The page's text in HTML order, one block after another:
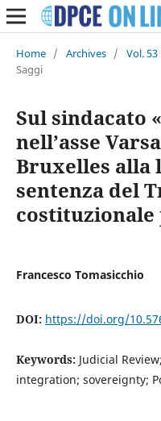
Home / Archives / Vol. 53
Saggi
Sul sindacato
nell’asse
Bruxelles alla
sentenza del
costituzionale
Francesco Tomasicchio
DOI: https://doi.org/
Keywords: Judicial
integration; sovereignty;